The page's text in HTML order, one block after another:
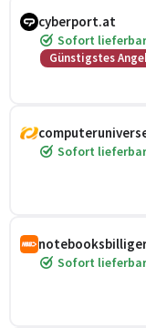
cyberport.at
Sofort lieferbar
Günstigstes
Sofort lieferbar
Sofort lieferbar